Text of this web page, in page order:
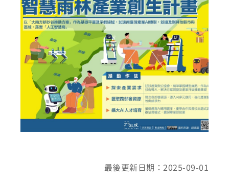
最後更新日期：2025-09-01